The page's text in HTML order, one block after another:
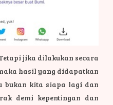
jika dilakukan secara
hasil yang didapatkan
bukan kita siapa lagi dan
demi kepentingan dan